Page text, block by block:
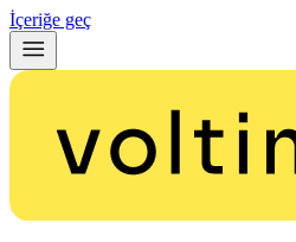
İçeriğe geç